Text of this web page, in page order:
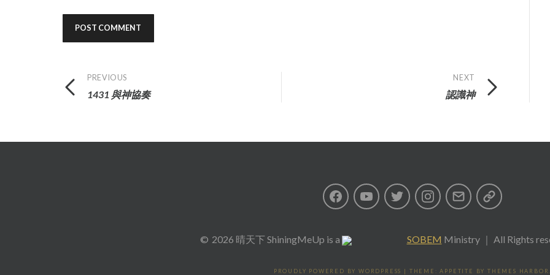
Post
navigation
PREVIOUS
1431 與神協奏
NEXT
認識神
FacebookYoutubeTwitter InstagramEmail
私
2026 晴天下 ShiningMeUp is a SOBEM Ministry ｜ All Rights
PROUDLY POWERED BY WORDPRESS | THEME: APPETITE BY THEMES HARBOR